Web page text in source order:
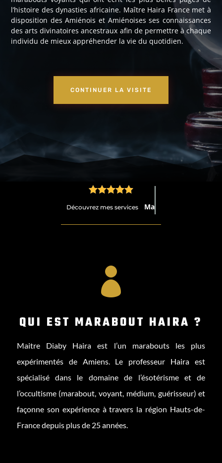
l’histoire des dynasties africaine. Maître Haira France met à
disposition des Amiénois et Amiénoises ses connaissances
des arts divinatoires ancestraux afin de permettre à chaque
individu de mieux appréhender la vie du quotidien.
CONTINUER LA VISITE

Découvrez mes services Médium

QUI EST MARABOUT HAIRA ?
Maitre Diaby Haira est l’un marabouts les plus
expérimentés de Amiens. Le professeur Haira est
spécialisé dans le domaine de l’ésotérisme et de
l’occultisme (marabout, voyant, médium, guérisseur) et
façonne son expérience à travers la région Hauts-de-
France depuis plus de 25 années.